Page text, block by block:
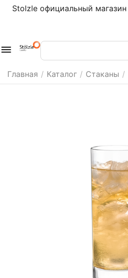
Stolzle официальный магазин
Главная / Каталог / Стаканы /